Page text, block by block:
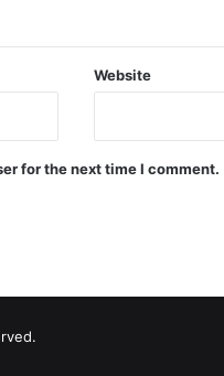
Website
for the next time I comment.